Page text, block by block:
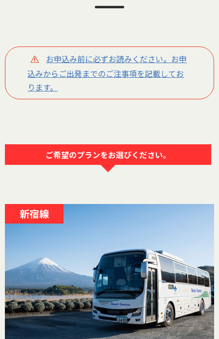
お申込み前に必ずお読みください。お申
込みからご出発までのご注事項を記載してお
ります。
ご希望のプランをお選びください。
新宿線